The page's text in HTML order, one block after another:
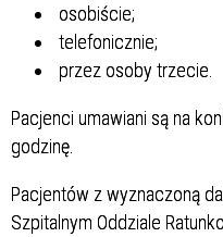
osobiście;
telefonicznie;
przez osoby trzecie.
Pacjenci umawiani są na
godzinę.
Pacjentów z wyznaczoną
Szpitalnym Oddziale